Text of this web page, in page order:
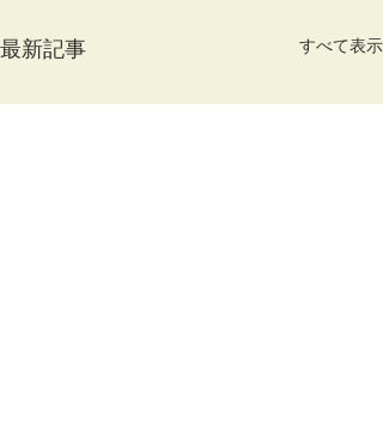
最新記事 すべて表示